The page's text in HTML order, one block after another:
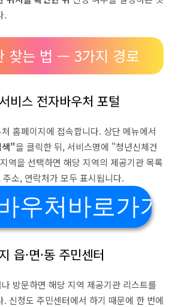
.
찾는 법 — 3가지 경로
비스 전자바우처 포털
홈페이지에 접속합니다. 상단 메뉴에서
색"을 클릭한 뒤, 서비스명에 "청년신체건
역을 선택하면 해당 지역의 제공기관 목록
소, 연락처가 모두 표시됩니다.
우처바로가기
읍·면·동 주민센터
방문하면 해당 지역 제공기관 리스트를
. 신청도 주민센터에서 하기 때문에 한 번에